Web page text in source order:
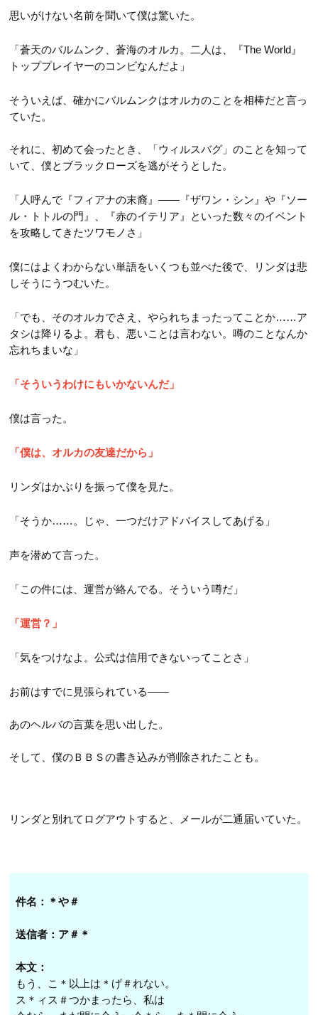
思いがけない名前を聞いて僕は驚いた。
「蒼天のバルムンク、蒼海のオルカ。二人は、『The World』
トッププレイヤーのコンビなんだよ」
そういえば、確かにバルムンクはオルカのことを相棒だと言っ
ていた。
それに、初めて会ったとき、「ウィルスバグ」のことを知って
いて、僕とブラックローズを逃がそうとした。
「人呼んで『フィアナの末裔』――『ザワン・シン』や『ソー
ル・トトルの門』、『赤のイテリア』といった数々のイベント
を攻略してきたツワモノさ」
僕にはよくわからない単語をいくつも並べた後で、リンダは悲
しそうにうつむいた。
「でも、そのオルカでさえ、やられちまったってことか……ア
タシは降りるよ。君も、悪いことは言わない。噂のことなんか
忘れちまいな」
「そういうわけにもいかないんだ」
僕は言った。
「僕は、オルカの友達だから」
リンダはかぶりを振って僕を見た。
「そうか……。じゃ、一つだけアドバイスしてあげる」
声を潜めて言った。
「この件には、運営が絡んでる。そういう噂だ」
「運営？」
「気をつけなよ。公式は信用できないってことさ」
お前はすでに見張られている――
あのヘルバの言葉を思い出した。
そして、僕のＢＢＳの書き込みが削除されたことも。
リンダと別れてログアウトすると、メールが二通届いていた。
件名：＊や＃
送信者：ア＃＊
本文：
もう、こ＊以上は＊げ＃れない。
ス＊ィス＃つかまったら、私は